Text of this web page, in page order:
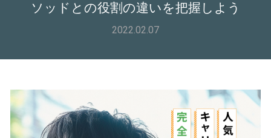
ソッドとの役割の違いを把握しよう
2022.02.07